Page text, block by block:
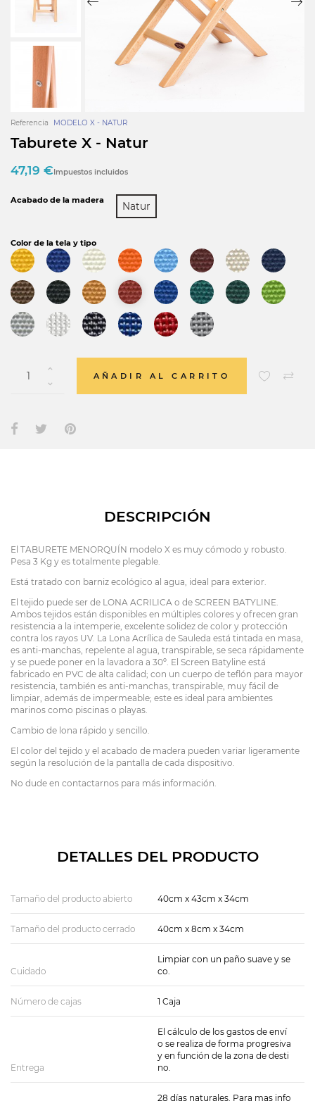
Referencia MODELO X - NATUR
Taburete X - Natur
47,19 € Impuestos incluidos
Acabado de la madera
Natur
Color de la tela y tipo
AÑADIR AL CARRITO
DESCRIPCIÓN
El TABURETE MENORQUÍN modelo X es muy cómodo y robusto.
Pesa 3 Kg y es totalmente plegable.
Está tratado con barniz ecológico al agua, ideal para exterior.
El tejido puede ser de LONA ACRILICA o de SCREEN BATYLINE.
Ambos tejidos están disponibles en múltiples colores y ofrecen gran
resistencia a la intemperie, excelente solidez de color y protección
contra los rayos UV. La Lona Acrílica de Sauleda está tintada en masa,
es anti-manchas, repelente al agua, transpirable, se seca rápidamente
y se puede poner en la lavadora a 30º. El Screen Batyline está
fabricado en PVC de alta calidad; con un cuerpo de teflón para mayor
resistencia, también es anti-manchas, transpirable, muy fácil de
limpiar, además de impermeable; este es ideal para ambientes
marinos como piscinas o playas.
Cambio de lona rápido y sencillo.
El color del tejido y el acabado de madera pueden variar ligeramente
según la resolución de la pantalla de cada dispositivo.
No dude en contactarnos para más información.
DETALLES DEL PRODUCTO
Tamaño del producto abierto 40cm x 43cm x 34cm
Tamaño del producto cerrado 40cm x 8cm x 34cm
Cuidado
Limpiar con un paño suave y se
co.
Número de cajas 1 Caja
Entrega
El cálculo de los gastos de enví
o se realiza de forma progresiva
y en función de la zona de desti
no.
28 días naturales. Para mas info